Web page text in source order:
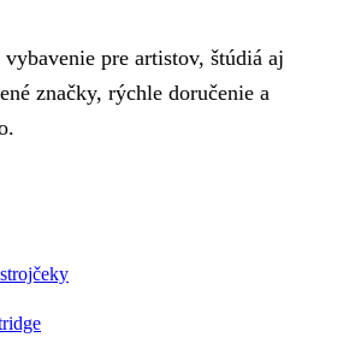
pre artistov, štúdiá aj
značky, rýchle doručenie a